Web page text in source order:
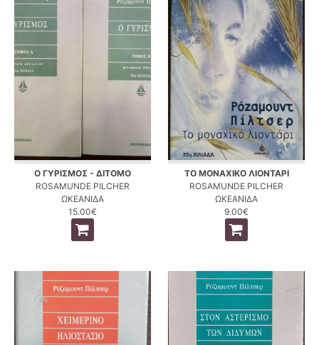
Ο ΓΥΡΙΣΜΟΣ - ΔΙΤΟΜΟ
ROSAMUNDE PILCHER
ΩΚΕΑΝΙΔΑ
15.00€
ΤΟ ΜΟΝΑΧΙΚΟ ΛΙΟΝΤΑΡΙ
ROSAMUNDE PILCHER
ΩΚΕΑΝΙΔΑ
9.00€